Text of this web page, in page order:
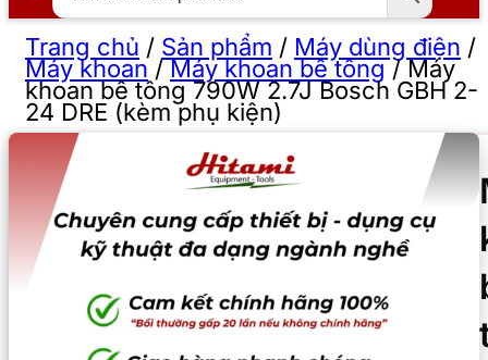
Trang chủ / Sản phẩm / Máy dùng điện /
Máy khoan/Máy khoan bê tông/Máy
khoan bê tông 790W 2.7J Bosch GBH 2-
24 DRE (kèm phụ kiện)